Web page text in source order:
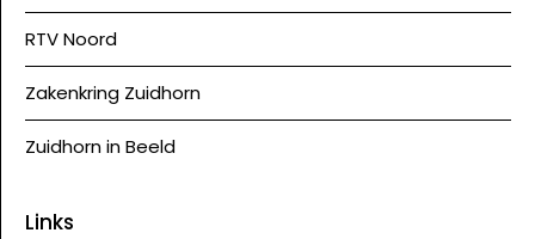
RTV Noord
Zakenkring Zuidhorn
Zuidhorn in Beeld
Links